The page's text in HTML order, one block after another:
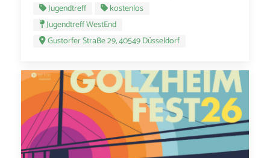
Jugendtreff
kostenlos
Jugendtreff WestEnd
Gustorfer Straße 29, 40549 Düsseldorf